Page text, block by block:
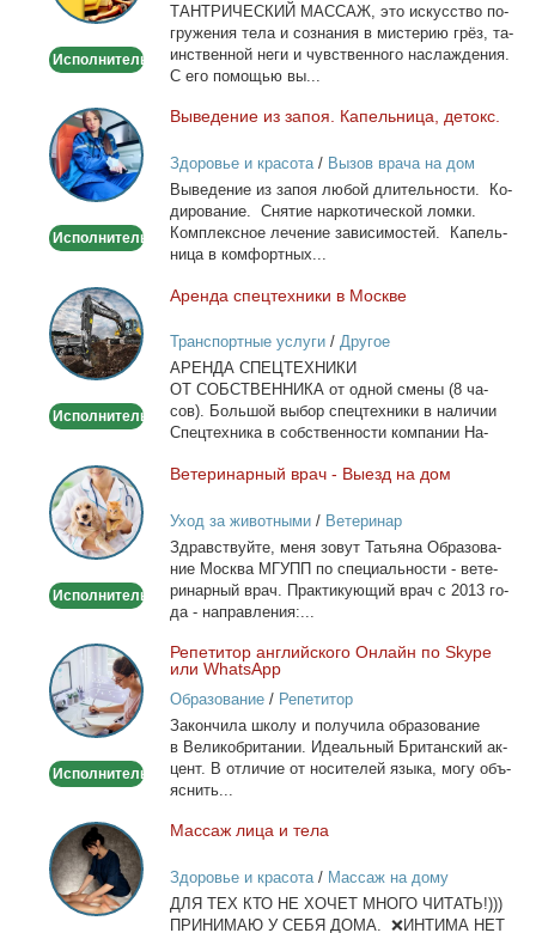
Исполнитель
ТАНТРИЧЕСКИЙ МАССАЖ, это ис­кус­ство по­
гру­же­ния те­ла и со­зна­ния в ми­сте­рию грёз, та­
ин­ствен­ной неги и чув­ствен­но­го на­сла­жде­ния.
С его по­мо­щью вы...
Выведение
из
запоя.
Капельница,
Исполнитель
Вы­ве­де­ние из за­поя. Ка­пель­ни­ца, де­токс.
Здоровье и красота/ Вызов врача на дом
Вы­ве­де­ние из за­поя лю­бой дли­тель­но­сти. Ко­
ди­ро­ва­ние. Сня­тие нар­ко­ти­че­ской лом­ки.
Ком­плекс­ное ле­че­ние за­ви­си­мо­стей. Ка­пель­
ни­ца в ком­форт­ных...
Аренда
спецтехники
в
Москве
Исполнитель
Арен­да спец­тех­ни­ки в Москве
Транспортные услуги/ Другое
АРЕНДА СПЕЦТЕХНИКИ
ОТ СОБСТВЕННИКА от од­ной сме­ны (8 ча­
сов). Боль­шой вы­бор спец­тех­ни­ки в на­ли­чии
Спец­тех­ни­ка в соб­ствен­но­сти ком­па­нии На­
Ветеринарный
врач
-
Выезд
дом
Исполнитель
Ве­те­ри­нар­ный врач - Вы­езд на дом
Уход за животными/ Ветеринар
Здрав­ствуй­те, ме­ня зо­вут Та­тья­на Об­ра­зо­ва­
ние Москва МГУПП по спе­ци­аль­но­сти - ве­те­
ри­нар­ный врач. Прак­ти­ку­ю­щий врач с 2013 го­
да - на­прав­ле­ния:...
Репетитор
английского
Онлайн
по
или
Исполнитель
Ре­пе­ти­тор ан­глий­ско­го Он­лайн по Skype
или WhatsApp
Образование/ Репетитор
За­кон­чи­ла шко­лу и по­лу­чи­ла об­ра­зо­ва­ние
в Ве­ли­ко­бри­та­нии. Иде­аль­ный Бри­тан­ский ак­
цент. В от­ли­чие от но­си­те­лей язы­ка, мо­гу объ­
яс­нить...
Массаж
лица
и
тела
Мас­саж ли­ца и те­ла
Здоровье и красота/ Массаж на дому
ДЛЯ ТЕХ КТО НЕ ХОЧЕТ МНОГО ЧИТАТЬ!)))
ПРИНИМАЮ У СЕБЯ ДОМА. ❌ИНТИМА НЕТ